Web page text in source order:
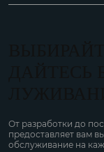
От разработки до
предоставляет вам
обслуживание на